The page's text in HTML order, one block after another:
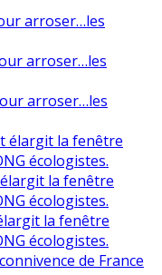
arroser…les
arroser…les
arroser…les
élargit la fenêtre
écologistes.
la fenêtre
écologistes.
la fenêtre
écologistes.
de France